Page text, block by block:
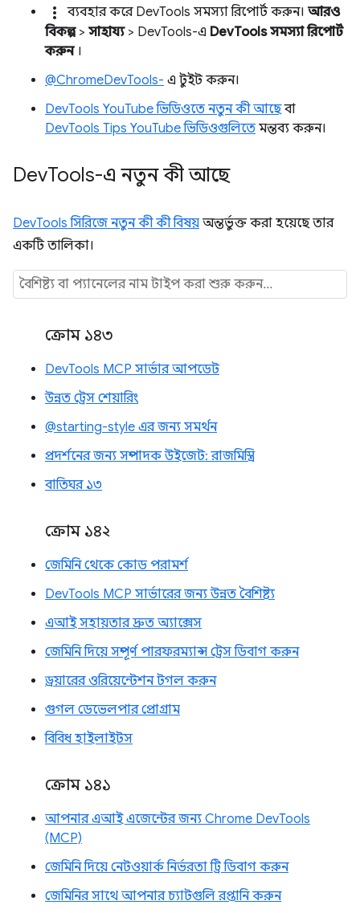
more_vert ব্যবহার করে DevTools সমস্যা রিপোর্ট করুন। আরও
বিকল্প> সাহায্য> DevTools-এ DevTools সমস্যা রিপোর্ট
করুন।
@ChromeDevTools- এ টুইট করুন।
DevTools YouTube ভিডিওতে নতুন কী আছেবা
DevTools Tips YouTube ভিডিওগুলিতে মন্তব্য করুন।
DevTools-এ নতুন কী আছে
DevTools সিরিজে নতুন কী কী বিষয় অন্তর্ভুক্ত করা হয়েছে তার
একটি তালিকা।
ক্রোম ১৪৩
DevTools MCP সার্ভার আপডেট
উন্নত ট্রেস শেয়ারিং
@starting-style এর জন্য সমর্থন
প্রদর্শনের জন্য সম্পাদক উইজেট: রাজমিস্ত্রি
বাতিঘর ১৩
ক্রোম ১৪২
জেমিনি থেকে কোড পরামর্শ
DevTools MCP সার্ভারের জন্য উন্নত বৈশিষ্ট্য
এআই সহায়তার দ্রুত অ্যাক্সেস
জেমিনি দিয়ে সম্পূর্ণ পারফরম্যান্স ট্রেস ডিবাগ করুন
ড্রয়ারের ওরিয়েন্টেশন টগল করুন
গুগল ডেভেলপার প্রোগ্রাম
বিবিধ হাইলাইটস
ক্রোম ১৪১
আপনার এআই এজেন্টের জন্য Chrome DevTools
(MCP)
জেমিনি দিয়ে নেটওয়ার্ক নির্ভরতা ট্রি ডিবাগ করুন
জেমিনির সাথে আপনার চ্যাটগুলি রপ্তানি করুন